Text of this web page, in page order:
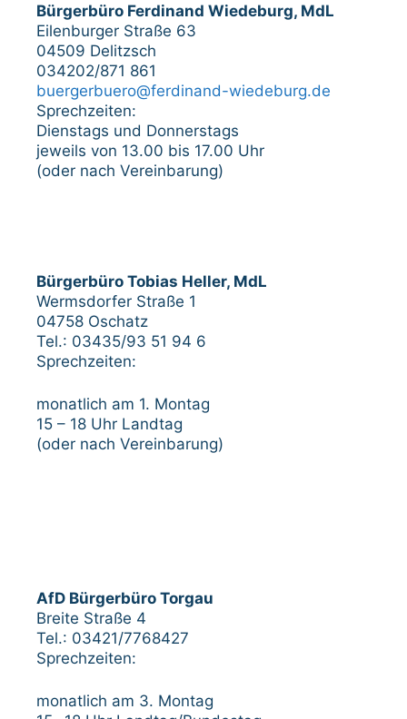
Bürgerbüro Ferdinand Wiedeburg, MdL
Eilenburger Straße 63
04509 Delitzsch
034202/871 861
buergerbuero@ferdinand-wiedeburg.de
Sprechzeiten:
Dienstags und Donnerstags
jeweils von 13.00 bis 17.00 Uhr
(oder nach Vereinbarung)
Bürgerbüro Tobias Heller, MdL
Wermsdorfer Straße 1
04758 Oschatz
Tel.: 03435/93 51 94 6
Sprechzeiten:
monatlich am 1. Montag
15 – 18 Uhr Landtag
(oder nach Vereinbarung)
AfD Bürgerbüro Torgau
Breite Straße 4
Tel.: 03421/7768427
Sprechzeiten:
monatlich am 3. Montag